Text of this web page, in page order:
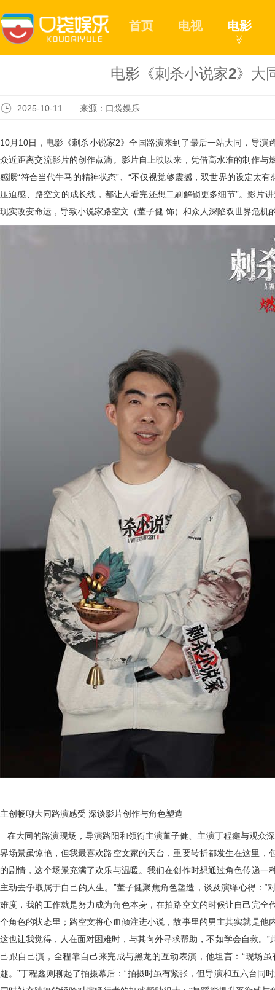
首页 电视 电影
≫
电影《刺杀小说家2》大
2025-10-11 来源：口袋娱乐
10月10日，电影《刺杀小说家2》全国路演来到了最后一站大同，导演
众近距离交流影片的创作点滴。影片自上映以来，凭借高水准的制作与
感慨“符合当代牛马的精神状态”、“不仅视觉够震撼，双世界的设定太
压迫感、路空文的成长线，都让人看完还想二刷解锁更多细节”。影片
现实改变命运，导致小说家路空文（董子健 饰）和众人深陷双世界危机
主创畅聊大同路演感受 深谈影片创作与角色塑造
在大同的路演现场， 导演路阳和领衔主演董子健、 主演丁程鑫与观众
界场景虽惊艳，但我最喜欢路空文家的天台，重要转折都发生在这里 ，
的剧情，这个场景充满了欢乐与温暖。我们在创作时想通过角色传递一
主动去争取属于自己的人生。”董子健聚焦角色塑造， 谈及演绎心得：“
难度，我的工作就是努力成为角色本身，在拍路空文的时候让自己完全
个角色的状态里 ；路空文将心血倾注进小说，故事里的男主其实就是他
这也让我觉得，人在面对困难时，与其向外寻求帮助，不如学会自救。 ”
己跟自己演， 全程靠自己来完成与黑龙的互动表演，他坦言 ：“现场虽
趣。”丁程鑫则聊起了拍摄幕后：“拍摄时虽有紧张，但导演和五六台同